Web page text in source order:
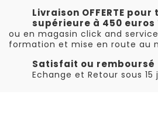
Livraison OFFERTE
supérieure à 450 euros
ou en magasin click and
formation et mise en route au
Satisfait ou remboursé
Echange et Retour sous 15